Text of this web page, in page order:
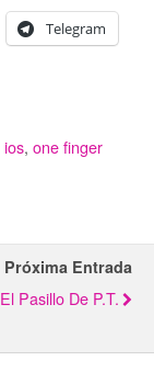
Telegram
ios, one finger
Próxima Entrada
El Pasillo De P.T.